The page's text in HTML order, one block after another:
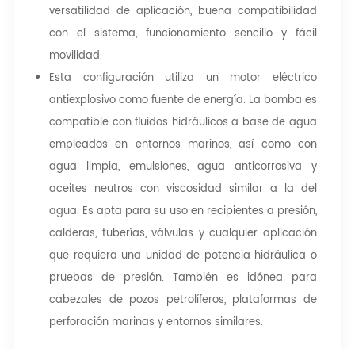
versatilidad de aplicación, buena compatibilidad
con el sistema, funcionamiento sencillo y fácil
movilidad.
Esta configuración utiliza un motor eléctrico
antiexplosivo como fuente de energía. La bomba es
compatible con fluidos hidráulicos a base de agua
empleados en entornos marinos, así como con
agua limpia, emulsiones, agua anticorrosiva y
aceites neutros con viscosidad similar a la del
agua. Es apta para su uso en recipientes a presión,
calderas, tuberías, válvulas y cualquier aplicación
que requiera una unidad de potencia hidráulica o
pruebas de presión. También es idónea para
cabezales de pozos petrolíferos, plataformas de
perforación marinas y entornos similares.